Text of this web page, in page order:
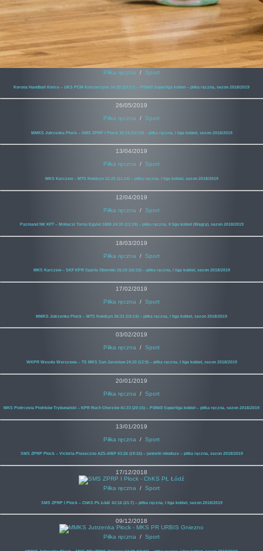
Piłka ręczna / Sport
Korona Handball Kielce – UKS PCM Kościerzyna 34:30 (19:17) – PGNiG Superliga kobiet – piłka ręczna, sezon 2018/2019
26/05/2019
Piłka ręczna / Sport
MMKS Jutrzenka Płock – SMS ZPRP I Płock 30:34 (14:19) – piłka ręczna, I liga kobiet, sezon 2018/2019
13/04/2019
Piłka ręczna / Sport
MKS Karczew – MTS Kwidzyn 22:25 (11:14) – piłka ręczna, I liga kobiet, sezon 2018/2019
12/04/2019
Piłka ręczna / Sport
Pazmand NK KFT – Mohacsi Torna Egylet 1888 24:30 (13:19) – piłka ręczna, II liga kobiet (Węgry), sezon 2018/2019
18/03/2019
Piłka ręczna / Sport
MKS Karczew – SKF KPR Sparta Oborniki 26:19 (16:10) – piłka ręczna, I liga kobiet, sezon 2018/2019
17/02/2019
Piłka ręczna / Sport
MMKS Jutrzenka Płock – MTS Kwidzyn 36:31 (19:14) – piłka ręczna, I liga kobiet, sezon 2018/2019
03/02/2019
Piłka ręczna / Sport
WKPR Wesoła Warszawa – TS MKS San Jarosław 24:20 (12:9) – piłka ręczna, I liga kobiet, sezon 2018/2019
20/01/2019
Piłka ręczna / Sport
MKS Piotrcovia Piotrków Trybunalski – KPR Ruch Chorzów 41:33 (20:15) – PGNiG Superliga kobiet – piłka ręczna, sezon 2018/2019
13/01/2019
Piłka ręczna / Sport
SMS ZPRP Płock – Victoria Piaseczno AZS-AWF 43:26 (19:16) – juniorki młodsze – piłka ręczna, sezon 2018/2019
17/12/2018
Piłka ręczna / Sport
SMS ZPRP I Płock – ChKS PŁ Łódź 42:16 (21:7) – piłka ręczna, I liga kobiet, sezon 2018/2019
09/12/2018
Piłka ręczna / Sport